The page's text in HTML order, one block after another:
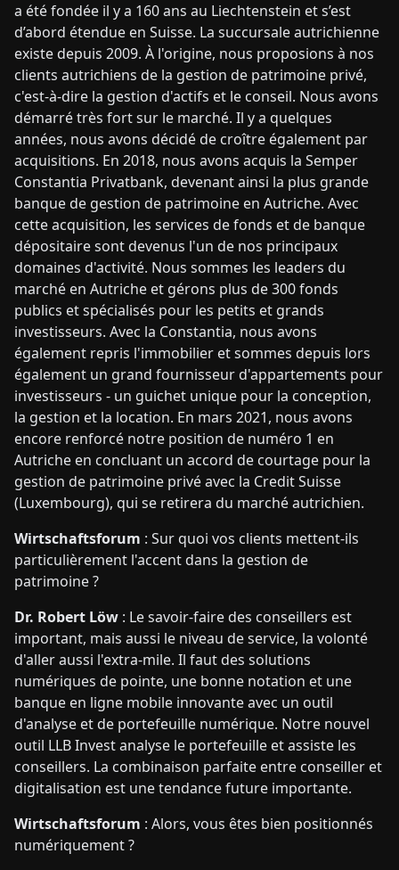
a été fondée il y a 160 ans au Liechtenstein et s’est
d’abord étendue en Suisse. La succursale autrichienne
existe depuis 2009. À l'origine, nous proposions à nos
clients autrichiens de la gestion de patrimoine privé,
c'est-à-dire la gestion d'actifs et le conseil. Nous avons
démarré très fort sur le marché. Il y a quelques
années, nous avons décidé de croître également par
acquisitions. En 2018, nous avons acquis la Semper
Constantia Privatbank, devenant ainsi la plus grande
banque de gestion de patrimoine en Autriche. Avec
cette acquisition, les services de fonds et de banque
dépositaire sont devenus l'un de nos principaux
domaines d'activité. Nous sommes les leaders du
marché en Autriche et gérons plus de 300 fonds
publics et spécialisés pour les petits et grands
investisseurs. Avec la Constantia, nous avons
également repris l'immobilier et sommes depuis lors
également un grand fournisseur d'appartements pour
investisseurs - un guichet unique pour la conception,
la gestion et la location. En mars 2021, nous avons
encore renforcé notre position de numéro 1 en
Autriche en concluant un accord de courtage pour la
gestion de patrimoine privé avec la Credit Suisse
(Luxembourg), qui se retirera du marché autrichien.
Wirtschaftsforum : Sur quoi vos clients mettent-ils
particulièrement l'accent dans la gestion de
patrimoine ?
Dr. Robert Löw : Le savoir-faire des conseillers est
important, mais aussi le niveau de service, la volonté
d'aller aussi l'extra-mile. Il faut des solutions
numériques de pointe, une bonne notation et une
banque en ligne mobile innovante avec un outil
d'analyse et de portefeuille numérique. Notre nouvel
outil LLB Invest analyse le portefeuille et assiste les
conseillers. La combinaison parfaite entre conseiller et
digitalisation est une tendance future importante.
Wirtschaftsforum : Alors, vous êtes bien positionnés
numériquement ?